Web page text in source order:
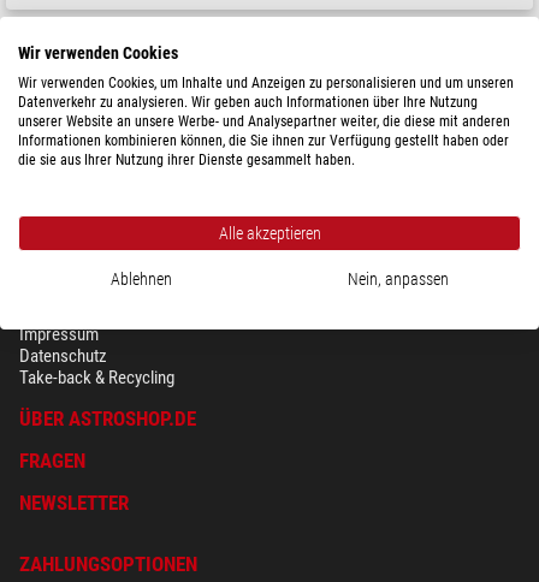
SICHERHEIT & DATENSCHUTZ
Impressum
Datenschutz
Take-back & Recycling
ÜBER ASTROSHOP.DE
FRAGEN
NEWSLETTER
ZAHLUNGSOPTIONEN
Wir verwenden Cookies
Wir verwenden Cookies, um Inhalte und Anzeigen zu personalisieren und um unseren
Datenverkehr zu analysieren. Wir geben auch Informationen über Ihre Nutzung
unserer Website an unsere Werbe- und Analysepartner weiter, die diese mit anderen
Informationen kombinieren können, die Sie ihnen zur Verfügung gestellt haben oder
die sie aus Ihrer Nutzung ihrer Dienste gesammelt haben.
Alle akzeptieren
Ablehnen Nein, anpassen